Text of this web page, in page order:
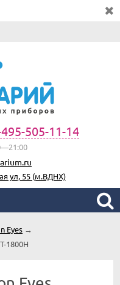
505-11-14
ул, 55 (м.ВДНХ)
Eyes →
1800H